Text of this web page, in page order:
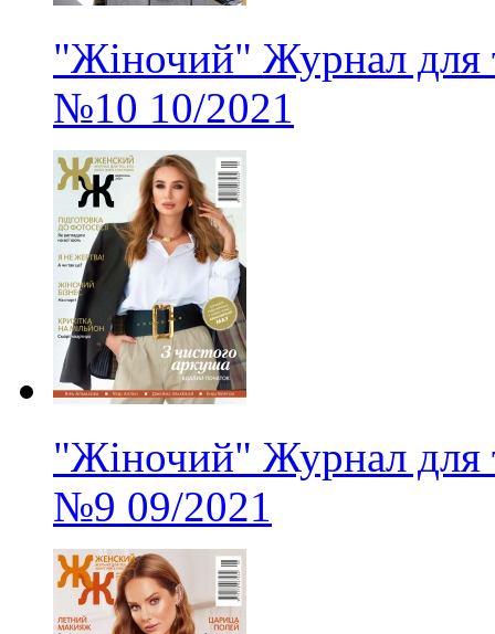
"Жіночий" Журнал для
№10 10/2021
"Жіночий" Журнал для
№9 09/2021